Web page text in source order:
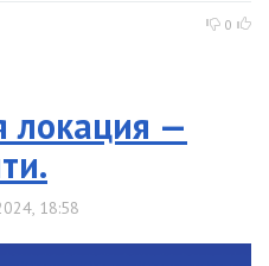
0
локация —
18:58